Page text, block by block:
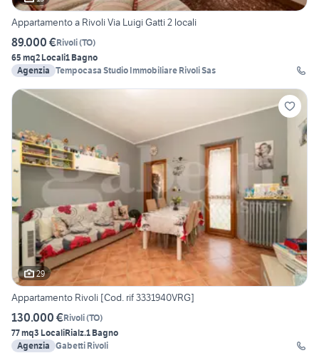
Appartamento a Rivoli Via Luigi Gatti 2 locali
89.000 €Rivoli(TO)
65 mq2 Locali1 Bagno
Agenzia Tempocasa Studio Immobiliare Rivoli Sas
29
Appartamento Rivoli [Cod. rif 3331940VRG]
130.000 €Rivoli(TO)
77 mq3 LocaliRialz.1 Bagno
Agenzia Gabetti Rivoli